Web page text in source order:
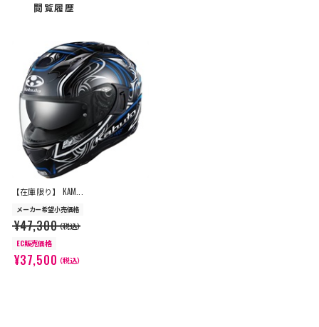
閲覧履歴
【在庫限り】 KAM...
メーカー希望小売価格
¥47,300（税込）
EC販売価格
¥37,500（税込）